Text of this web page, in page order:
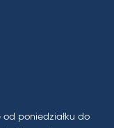
od poniedziałku do